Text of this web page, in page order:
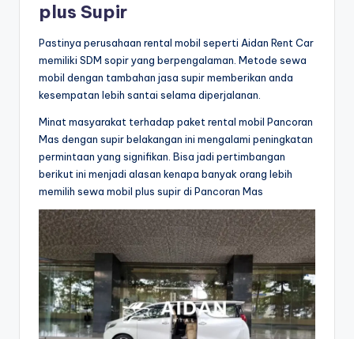
plus Supir
Pastinya perusahaan rental mobil seperti Aidan Rent Car
memiliki SDM sopir yang berpengalaman. Metode sewa
mobil dengan tambahan jasa supir memberikan anda
kesempatan lebih santai selama diperjalanan.
Minat masyarakat terhadap paket rental mobil Pancoran
Mas dengan supir belakangan ini mengalami peningkatan
permintaan yang signifikan. Bisa jadi pertimbangan
berikut ini menjadi alasan kenapa banyak orang lebih
memilih sewa mobil plus supir di Pancoran Mas